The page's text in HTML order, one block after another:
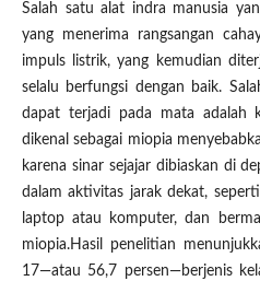
Salah satu alat indra manusia
yang menerima rangsangan
impuls listrik, yang kemudian
selalu berfungsi dengan baik.
dapat terjadi pada mata adalah
dikenal sebagai miopia
karena sinar sejajar dibiaskan di
dalam aktivitas jarak dekat,
laptop atau komputer, dan
miopia.Hasil penelitian
17—atau 56,7 persen—berjenis